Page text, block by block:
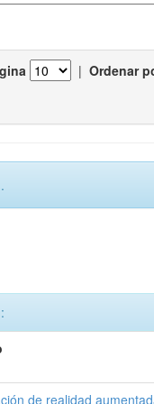
| Ordenar
de realidad